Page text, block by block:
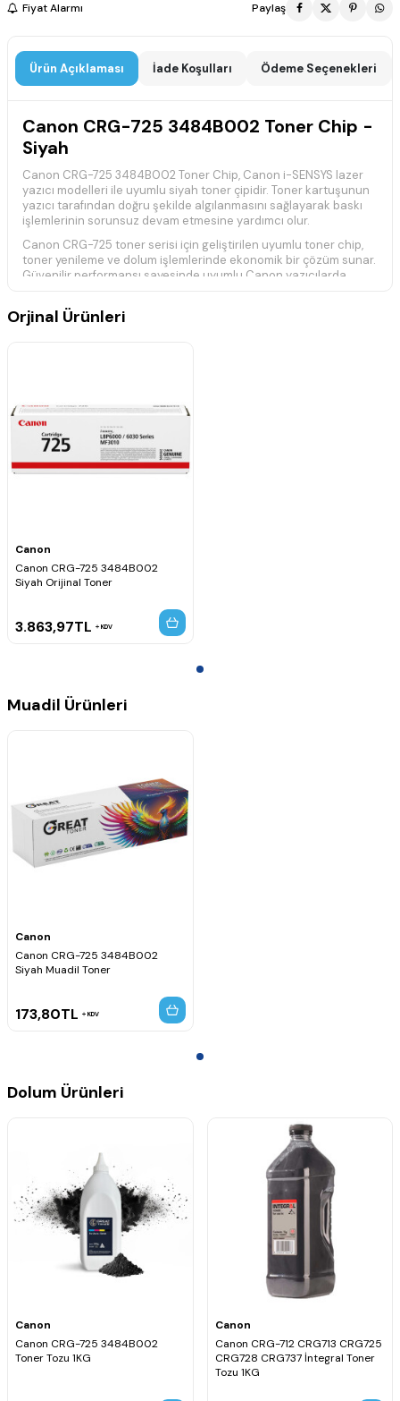
Fiyat Alarmı Paylaş
Ürün Açıklaması İade Koşulları Ödeme Seçenekleri
Canon CRG-725 3484B002 Toner Chip -
Siyah
Canon CRG-725 3484B002 Toner Chip, Canon i-SENSYS lazer
yazıcı modelleri ile uyumlu siyah toner çipidir. Toner kartuşunun
yazıcı tarafından doğru şekilde algılanmasını sağlayarak baskı
işlemlerinin sorunsuz devam etmesine yardımcı olur.
Canon CRG-725 toner serisi için geliştirilen uyumlu toner chip,
toner yenileme ve dolum işlemlerinde ekonomik bir çözüm sunar.
Güvenilir performansı sayesinde uyumlu Canon yazıcılarda
Teknik Özellikler
Canon CRG-725 toner serisi ile uyumludur.
Toner kartuşunun yazıcı tarafından tanınmasını sağlar.
Toner yenileme işlemleri için ekonomik çözümdür.
Kolay montaj ve güvenilir kullanım sunar.
Uyumlu Yazıcı Modelleri
Canon i-SENSYS LBP-6020B
Canon i-SENSYS LBP-6030
Canon i-SENSYS LBP-6030B
Canon i-SENSYS LBP-6030W
Canon i-SENSYS MF-3010
Orjinal Ürünleri
Canon
Canon CRG-725 3484B002
Siyah Orijinal Toner
3.863,97TL KDV
Muadil Ürünleri
Canon
Canon CRG-725 3484B002
Siyah Muadil Toner
173,80TL KDV
Dolum Ürünleri
Canon
Canon CRG-725 3484B002
Toner Tozu 1KG
Canon
Canon CRG-712 CRG713 CRG725
CRG728 CRG737 İntegral Toner
Tozu 1KG